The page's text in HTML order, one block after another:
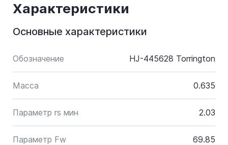
Характеристики
Основные характеристики
Обозначение HJ-445628 Torrington
Масса 0.635
Параметр rs мин 2.03
Параметр Fw 69.85